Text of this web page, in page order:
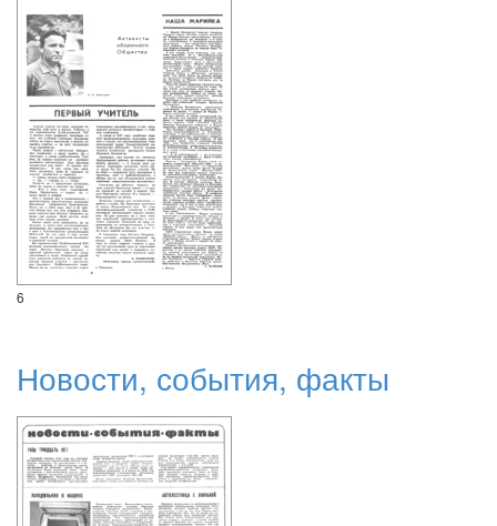
6
Новости, события, факты